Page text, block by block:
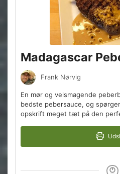
Madagascar
Frank Nørvig
En mør og velsmagende
bedste pebersauce, og
opskrift meget tæt på den